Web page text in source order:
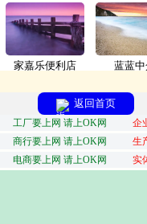
家嘉乐便利店 蓝蓝
返回首页
工厂要上网 请上OK网 企
商行要上网 请上OK网
生
电商要上网 请上OK网
实